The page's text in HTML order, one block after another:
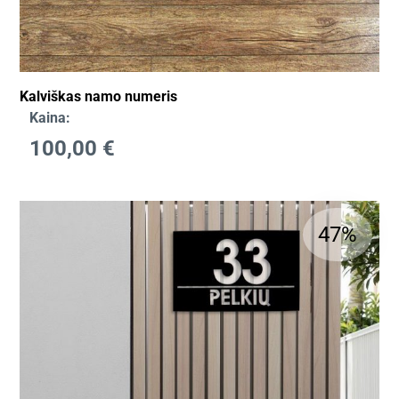
Kalviškas namo numeris
Kaina:
100,00 €
47%